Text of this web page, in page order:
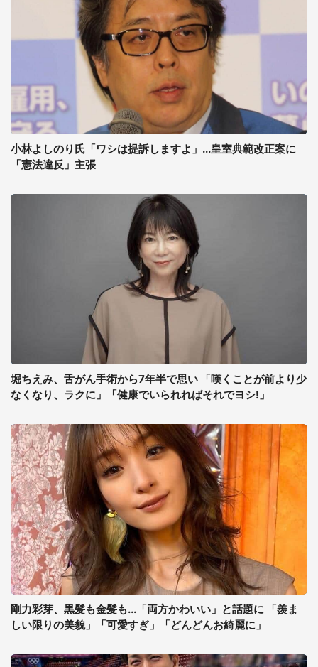
小林よしのり氏「ワシは提訴しますよ」...皇室典範改正案に
「憲法違反」主張
堀ちえみ、舌がん手術から7年半で思い 「嘆くことが前より少
なくなり、ラクに」「健康でいられればそれでヨシ!」
剛力彩芽、黒髪も金髪も...「両方かわいい」と話題に 「羨ま
しい限りの美貌」「可愛すぎ」「どんどんお綺麗に」